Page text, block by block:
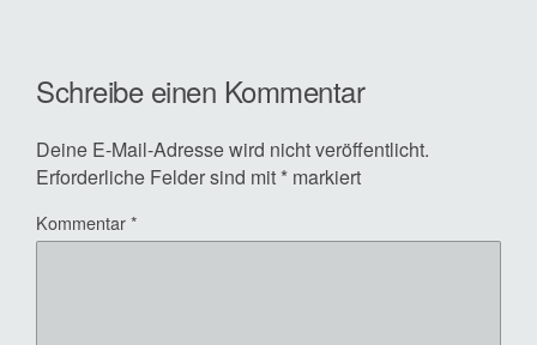
Schreibe einen Kommentar
Deine E-Mail-Adresse wird nicht veröffentlicht.
Erforderliche Felder sind mit * markiert
Kommentar*